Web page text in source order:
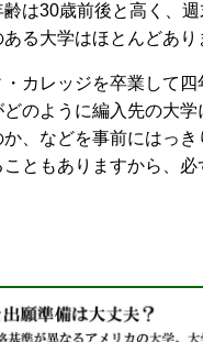
は30歳前後と高く、
る大学はほとんどあ
・カレッジを卒業して
どのように編入先の大
、などを事前にはっ
ともありますから、